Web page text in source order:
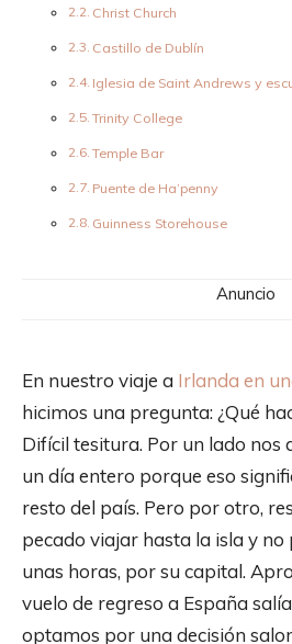
Christ Church
Castillo de Dublín
Iglesia de Saint Andrews y
Trinity College
Temple Bar
Puente de Ha’penny
Guinness Storehouse
Anuncio
En nuestro viaje a Irlanda en
hicimos una pregunta: ¿Qué
Difícil tesitura. Por un lado nos
un día entero porque eso
resto del país. Pero por otro,
pecado viajar hasta la isla y
unas horas, por su capital.
vuelo de regreso a España
optamos por una decisión